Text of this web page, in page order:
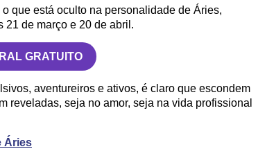
que está oculto na personalidade de Áries,
21 de março e 20 de abril.
GRATUITO
aventureiros e ativos, é claro que escondem
reveladas, seja no amor, seja na vida profissional
Áries